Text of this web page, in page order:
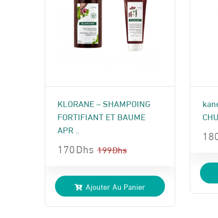
KLORANE – SHAMPOING
FORTIFIANT ET BAUME
APR ..
199Dhs
prix
initial
était :
170Dhs
prix
actuel
est :
Ajouter Au Panier
est